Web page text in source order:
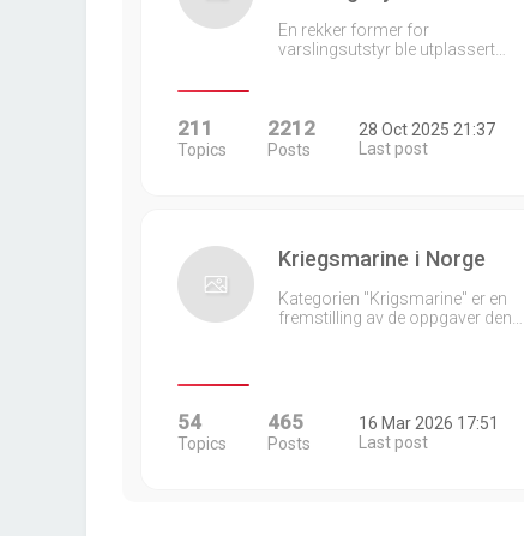
En rekker former for
varslingsutstyr ble utplassert…
211
Topics
2212
Posts
28 Oct 2025 21:37
Last post
Kriegsmarine i Norge
Kategorien "Krigsmarine" er en
fremstilling av de oppgaver den…
54
Topics
465
Posts
16 Mar 2026 17:51
Last post